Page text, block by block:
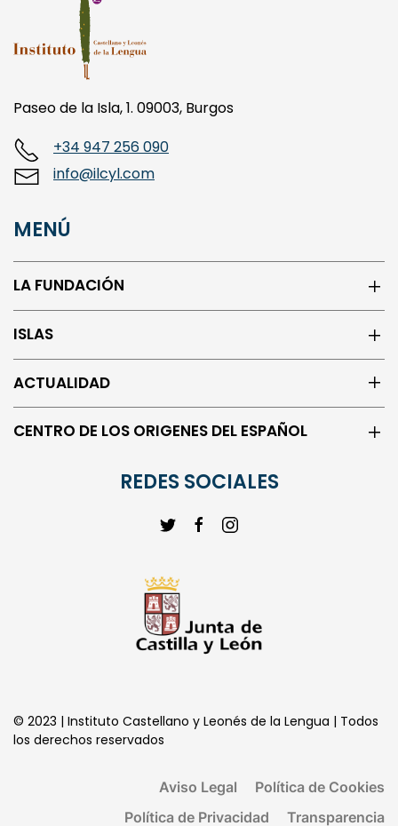
Paseo de la Isla, 1. 09003, Burgos
+34 947 256 090
info@ilcyl.com
MENÚ
LA FUNDACIÓN
ISLAS
ACTUALIDAD
CENTRO DE LOS ORIGENES DEL ESPAÑOL
REDES SOCIALES
© 2023 | Instituto Castellano y Leonés de la Lengua | Todos
los derechos reservados
Aviso Legal
Política de Cookies
Política de Privacidad
Transparencia